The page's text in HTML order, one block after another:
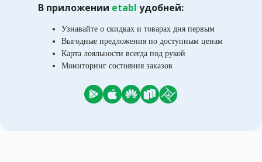
В приложении etabl удобней:
Узнавайте о скидках и товарах дня первым
Выгодные предложения по доступным ценам
Карта лояльности всегда под рукой
Мониторинг состояния заказов